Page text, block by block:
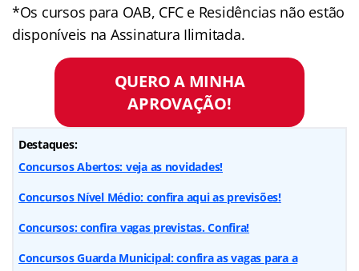
*Os cursos para OAB, CFC e Residências não estão
disponíveis na Assinatura Ilimitada.
QUERO A MINHA
APROVAÇÃO!
Destaques:
Concursos Abertos: veja as novidades!
Concursos Nível Médio: confira aqui as previsões!
Concursos: confira vagas previstas. Confira!
Concursos Guarda Municipal: confira as vagas para a